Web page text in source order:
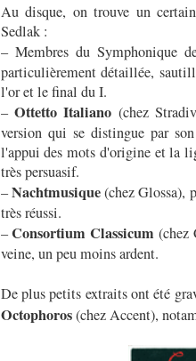
Au disque, on trouve un
Sedlak :
– Membres du Symphonique
particulièrement détaillée,
l'or et le final du I.
–Ottetto Italiano (chez
version qui se distingue par
l'appui des mots d'origine et la
très persuasif.
–Nachtmusique(chez Glossa),
très réussi.
–Consortium Classicum(chez
veine, un peu moins ardent.
De plus petits extraits ont été
Octophoros(chez Accent),